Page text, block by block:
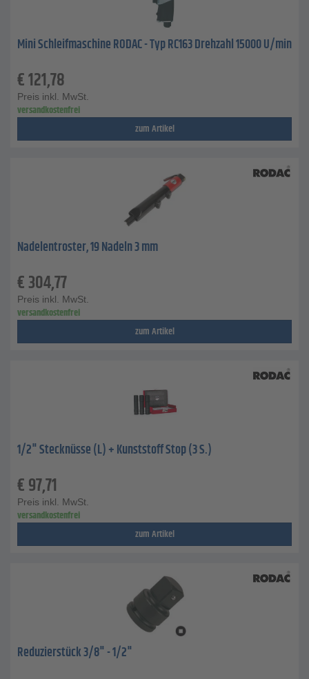
Mini Schleifmaschine RODAC - Typ RC163 Drehzahl 15000 U/min
€121,78
Preis inkl. MwSt.
versandkostenfrei
zum Artikel
Nadelentroster, 19 Nadeln 3 mm
€304,77
Preis inkl. MwSt.
versandkostenfrei
zum Artikel
1/2" Stecknüsse (L) + Kunststoff Stop (3 S.)
€97,71
Preis inkl. MwSt.
versandkostenfrei
zum Artikel
Reduzierstück 3/8" - 1/2"